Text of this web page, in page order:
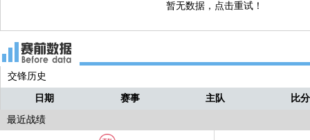
暂无数据，点击重试！
交锋历史
日期 赛事 主队 比分
最近战绩